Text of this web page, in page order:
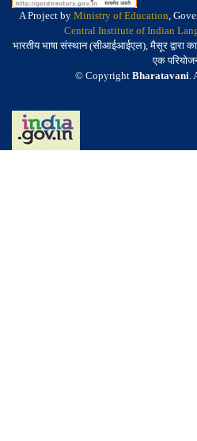
A Project by Ministry of Education,
Central Institute of Indian
भारतीय भाषा संस्थान (सीआईआईएल), मैसूर द्वारा
एक
© Copyright Bharatavani.